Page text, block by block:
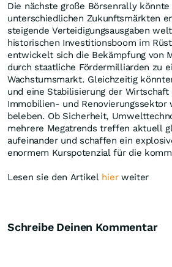
Die nächste große Börsenrally
unterschiedlichen Zukunftsmärkten
steigende Verteidigungsausgaben
historischen Investitionsboom im
entwickelt sich die Bekämpfung von
durch staatliche Fördermilliarden zu
Wachstumsmarkt. Gleichzeitig
und eine Stabilisierung der Wirtschaft
Immobilien- und Renovierungssektor
beleben. Ob Sicherheit,
mehrere Megatrends treffen aktuell
aufeinander und schaffen ein
enormem Kurspotenzial für die
Lesen sie den Artikel hierweiter
Schreibe Deinen Kommentar